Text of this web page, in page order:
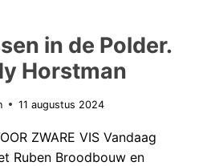
in de Polder.
Horstman
11 augustus 2024
ZWARE VIS Vandaag
Ruben Broodbouw en